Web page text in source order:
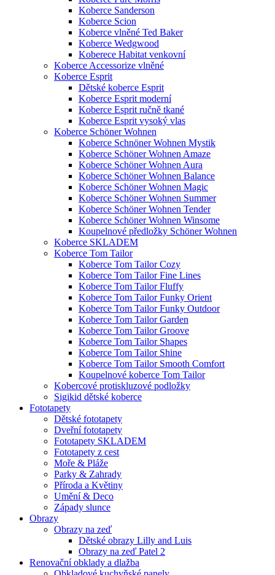
Koberce Sanderson
Koberce Scion
Koberce vlněné Ted Baker
Koberce Wedgwood
Koberece Habitat venkovní
Koberce Accessorize vlněné
Koberce Esprit
Dětské koberce Esprit
Koberce Esprit moderní
Koberce Esprit ručně tkané
Koberce Esprit vysoký vlas
Koberce Schöner Wohnen
Koberce Schnöner Wohnen Mystik
Koberce Schöner Wohnen Amaze
Koberce Schöner Wohnen Aura
Koberce Schöner Wohnen Balance
Koberce Schöner Wohnen Magic
Koberce Schöner Wohnen Summer
Koberce Schöner Wohnen Tender
Koberce Schöner Wohnen Winsome
Koupelnové předložky Schöner Wohnen
Koberce SKLADEM
Koberce Tom Tailor
Koberce Tom Tailor Cozy
Koberce Tom Tailor Fine Lines
Koberce Tom Tailor Fluffy
Koberce Tom Tailor Funky Orient
Koberce Tom Tailor Funky Outdoor
Koberce Tom Tailor Garden
Koberce Tom Tailor Groove
Koberce Tom Tailor Shapes
Koberce Tom Tailor Shine
Koberce Tom Tailor Smooth Comfort
Koupelnové koberce Tom Tailor
Kobercové protiskluzové podložky
Sigikid dětské koberce
Fototapety
Dětské fototapety
Dveřní fototapety
Fototapety SKLADEM
Fototapety z cest
Moře & Pláže
Parky & Zahrady
Příroda a Květiny
Umění & Deco
Západy slunce
Obrazy
Obrazy na zeď
Dětské obrazy Lilly and Luis
Obrazy na zeď Patel 2
Renovační obklady a dlažba